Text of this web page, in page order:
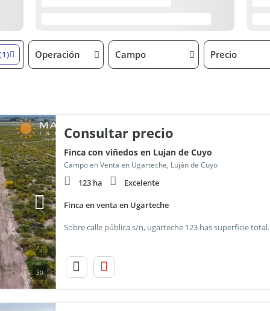
Operación Campo Precio
30
Consultar precio
Finca con viñedos en Lujan de Cuyo
Campo en Venta en Ugarteche, Luján de Cuyo
123 ha Excelente
Finca en venta en Ugarteche